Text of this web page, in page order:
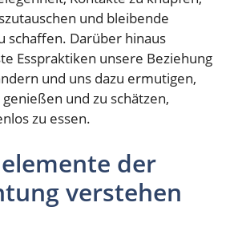
und bleibende
schaffen. Darüber hinaus
Esspraktiken unsere Beziehung
und uns dazu ermutigen,
und zu schätzen,
zu essen.
der
verstehen